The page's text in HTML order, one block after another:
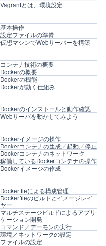
Vagrantとは、環境設定
基本操作
設定ファイルの準備
仮想マシンでWebサーバーを構築
コンテナ技術の概要
Dockerの概要
Dockerの機能
Dockerが動く仕組み
Dockerのインストールと動作確認
Webサーバを動かしてみよう
Dockerイメージの操作
Dockerコンテナの生成／起動／停止
Dockerコンテナのネットワーク
稼働しているDockerコンテナの操作
Dockerイメージの作成
Dockerfileによる構成管理
Dockerfileのビルドとイメージレイ
ヤー
マルチステージビルドによるアプリ
ケーション開発
コマンド／デーモンの実行
環境／ネットワークの設定
ファイルの設定